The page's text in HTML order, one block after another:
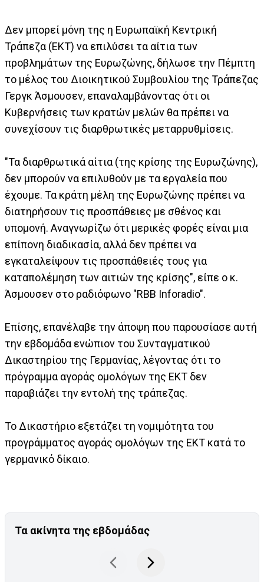
Δεν μπορεί μόνη της η Ευρωπαϊκή Κεντρική
Τράπεζα (ΕΚΤ) να επιλύσει τα αίτια των
προβλημάτων της Ευρωζώνης, δήλωσε την Πέμπτη
το μέλος του Διοικητικού Συμβουλίου της Τράπεζας
Γεργκ Άσμουσεν, επαναλαμβάνοντας ότι οι
Κυβερνήσεις των κρατών μελών θα πρέπει να
συνεχίσουν τις διαρθρωτικές μεταρρυθμίσεις.
"Τα διαρθρωτικά αίτια (της κρίσης της Ευρωζώνης),
δεν μπορούν να επιλυθούν με τα εργαλεία που
έχουμε. Τα κράτη μέλη της Ευρωζώνης πρέπει να
διατηρήσουν τις προσπάθειες με σθένος και
υπομονή. Αναγνωρίζω ότι μερικές φορές είναι μια
επίπονη διαδικασία, αλλά δεν πρέπει να
εγκαταλείψουν τις προσπάθειές τους για
καταπολέμηση των αιτιών της κρίσης", είπε ο κ.
Άσμουσεν στο ραδιόφωνο "RBB Inforadio".
Επίσης, επανέλαβε την άποψη που παρουσίασε αυτή
την εβδομάδα ενώπιον του Συνταγματικού
Δικαστηρίου της Γερμανίας, λέγοντας ότι το
πρόγραμμα αγοράς ομολόγων της ΕΚΤ δεν
παραβιάζει την εντολή της τράπεζας.
Το Δικαστήριο εξετάζει τη νομιμότητα του
προγράμματος αγοράς ομολόγων της ΕΚΤ κατά το
γερμανικό δίκαιο.
Τα ακίνητα της εβδομάδας